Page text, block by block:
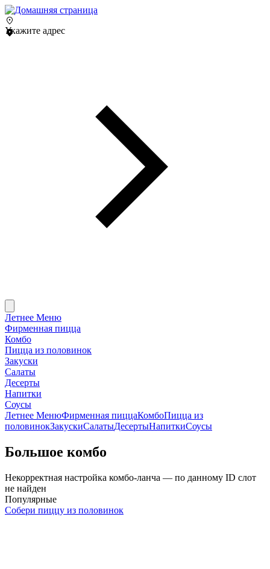
Укажите адрес
Летнее Меню
Фирменная пицца
Комбо
Пицца из половинок
Закуски
Салаты
Десерты
Напитки
Соусы
Летнее МенюФирменная пиццаКомбоПицца из
половинокЗакускиСалатыДесертыНапиткиСоусы
Большое комбо
Некорректная настройка комбо-ланча — по данному ID слот
не найден
Популярные
Собери пиццу из половинок